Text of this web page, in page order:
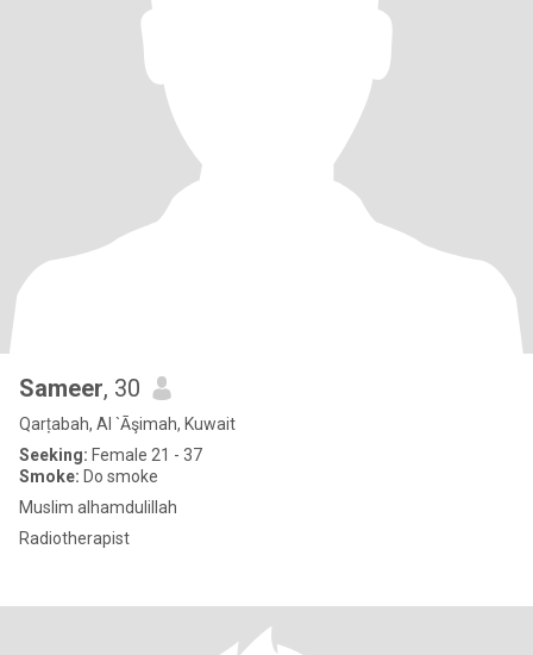
Sameer, 30
Qarṭabah, Al `Āşimah, Kuwait
Seeking: Female 21 - 37
Smoke: Do smoke
Muslim alhamdulillah
Radiotherapist